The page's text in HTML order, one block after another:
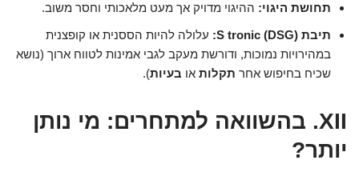
תחושת היגוי: ההיגוי מדויק אך מעט מלאכותי וחסר משוב.
תיבת S tronic (DSG):
עלולה להיות הססנית או קופצנית
במהירויות נמוכות, ודורשת מעקב לגבי אמינות לטווח ארוך (נושא
שכיח בחיפוש אחר תקלות או בעיות).
XII. בהשוואה למתחרים: מי נותן
יותר?